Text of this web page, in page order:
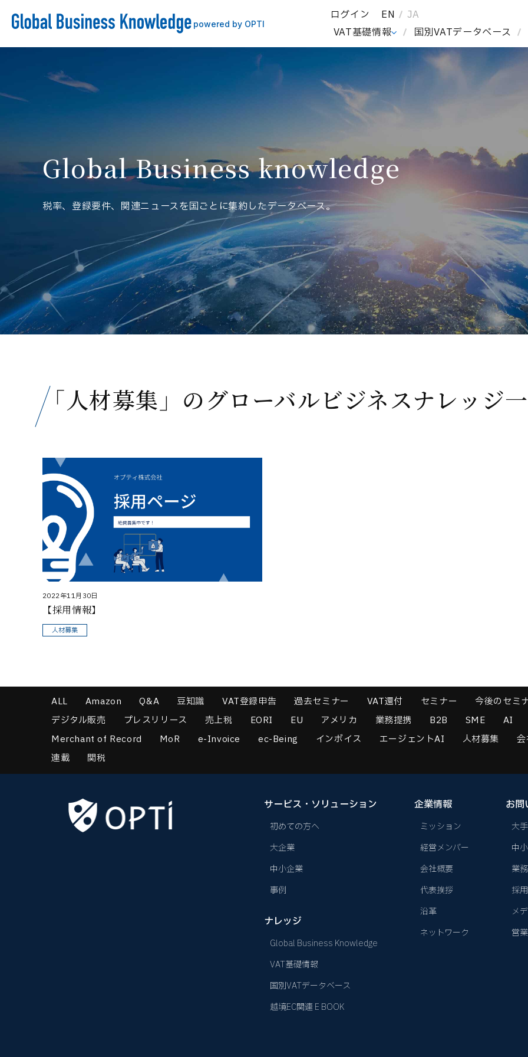
powered by OPTI
VAT基礎情報 国別VATデータベース
ログイン EN JA
Global Business knowledge
税率、登録要件、関連ニュースを国ごとに集約したデータベース。
「人材募集」のグローバルビジネスナレッジ
2022年11月30日
【採用情報】
人材募集
ALL Amazon Q&A 豆知識 VAT登録申告 過去セミナー VAT還付 セミナー
今後のセミ
デジタル販売
プレスリリース 売上税 EORI EU アメリカ 業務提携 B2B SME
AI
Merchant of Record
MoR e-Invoice ec-Being インボイス エージェントAI 人材募集
連載
関税
サービス・ソリューション
初めての方へ
大企業
中小企業
事例
ナレッジ
Global Business Knowledge
VAT基礎情報
国別VATデータベース
越境EC関連 E BOOK
企業情報
ミッション
経営メンバー
会社概要
代表挨拶
沿革
ネットワーク
お問
大
中
業
採
メ
営